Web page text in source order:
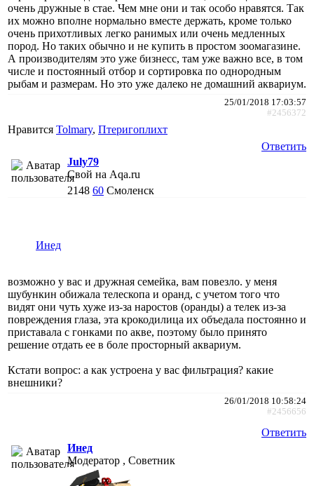
очень дружные в стае. Чем мне они и так особо нравятся. Так
их можно вполне нормально вместе держать, кроме только
очень прихотливых легко ранимых или очень медленных
пород. Но таких обычно и не купить в простом зоомагазине.
А производителям это уже бизнесс, там уже важно все, в том
числе и постоянный отбор и сортировка по однородным
рыбам и размерам. Но это уже далеко не домашний аквариум.
25/01/2018 17:03:57
#2456372
Нравится Tolmary, Птеригоплихт
Ответить
July79
Свой на Aqa.ru
2148 60 Смоленск
Инед
возможно у вас и дружная семейка, вам повезло. у меня
шубункин обижала телескопа и оранд, с учетом того что
видят они чуть хуже из-за наростов (оранды) а телек из-за
повреждения глаза, эта крокодилица их объедала постоянно и
приставала с гонками по акве, поэтому было принято
решение отдать ее в боле просторный аквариум.
Кстати вопрос: а как устроена у вас фильтрация? какие
внешники?
26/01/2018 10:58:24
#2456656
Ответить
Инед
Модератор , Советник